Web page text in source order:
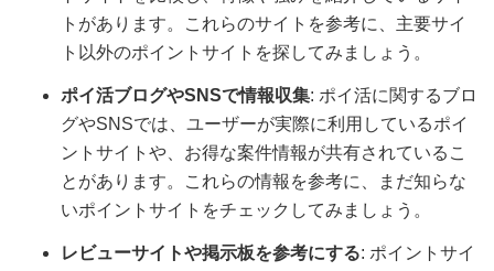
トがあります。これらのサイトを参考に、主要サイ
ト以外のポイントサイトを探してみましょう。
ポイ活ブログやSNSで情報収集: ポイ活に関するブロ
グやSNSでは、ユーザーが実際に利用しているポイ
ントサイトや、お得な案件情報が共有されているこ
とがあります。これらの情報を参考に、まだ知らな
いポイントサイトをチェックしてみましょう。
レビューサイトや掲示板を参考にする: ポイントサイ